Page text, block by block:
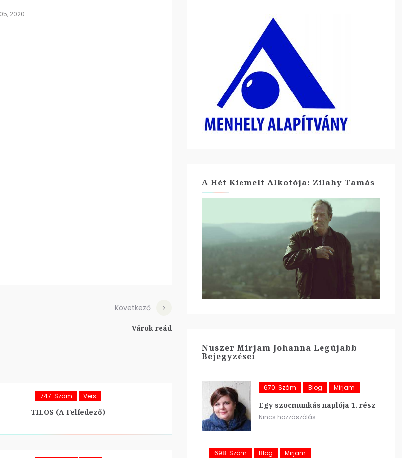
2020
Következő
Várok reád
747. Szám Vers
TILOS (A Felfedező)
A Hét Kiemelt Alkotója: Zilahy Tamás
Nuszer Mirjam Johanna Legújabb
Bejegyzései
670. Szám Blog Mirjam
Egy szocmunkás naplója 1. rész
Nincs hozzászólás
698. Szám Blog Mirjam